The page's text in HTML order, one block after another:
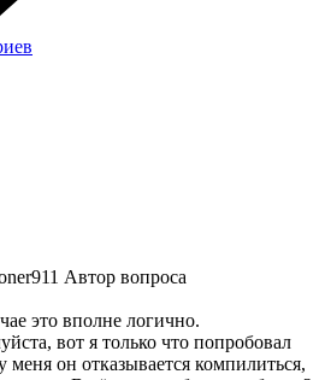
Автор вопроса
это вполне логично.
вот я только что попробовал
меня он отказывается компилиться,